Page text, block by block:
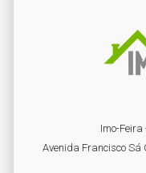
Imo-
Avenida Francisco Sá